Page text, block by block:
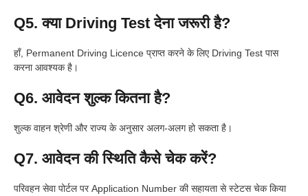
Q5. क्या Driving Test देना जरूरी है?
हाँ, Permanent Driving Licence प्राप्त करने के लिए Driving Test पास
करना आवश्यक है।
Q6. आवेदन शुल्क कितना है?
शुल्क वाहन श्रेणी और राज्य के अनुसार अलग-अलग हो सकता है।
Q7. आवेदन की स्थिति कैसे चेक करें?
परिवहन सेवा पोर्टल पर Application Number की सहायता से स्टेटस चेक किया